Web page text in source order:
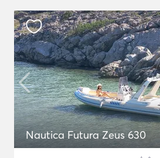
Nautica Futura Zeus 630